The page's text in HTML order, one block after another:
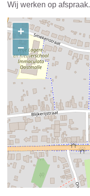
Wij werken op afspraak.
Contact
+
−